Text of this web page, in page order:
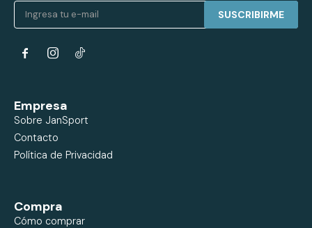
SUSCRIBIRME
 
Empresa
Sobre JanSport
Contacto
Política de Privacidad
Compra
Cómo comprar